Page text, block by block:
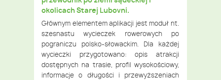
okolicach Starej Lubovni.
Głównym elementem aplikacji jest moduł nt.
szesnastu wycieczek rowerowych po
pograniczu polsko-słowackim. Dla każdej
wycieczki przygotowano: opis atrakcji
dostępnych na trasie, profil wysokościowy,
informacje o długości i przewyższeniach